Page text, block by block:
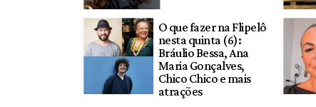
O que fazer na Flipelô
nesta quinta (6):
Bráulio Bessa, Ana
Maria Gonçalves,
Chico Chico e mais
atrações